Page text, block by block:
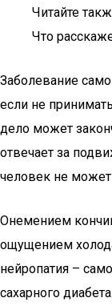
Читайте
Что
Заболевание
если не
дело может
отвечает за
человек не может
Онемением
ощущением
нейропатия –
сахарного диабета.